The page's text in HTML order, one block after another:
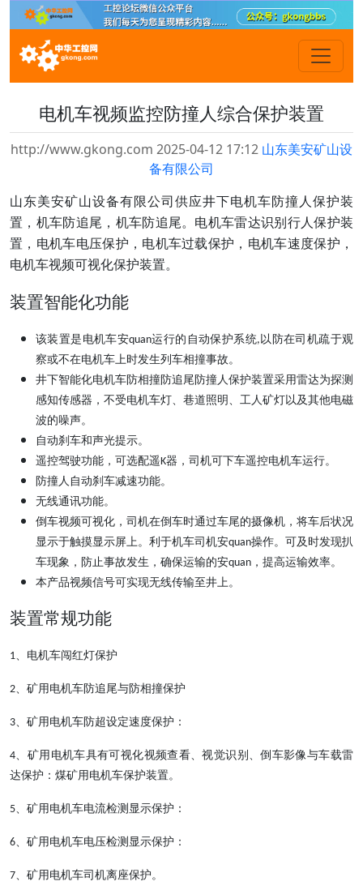
电机车视频监控防撞人综合保护装置
http://www.gkong.com 2025-04-12 17:12 山东美安矿山设
备有限公司
山东美安矿山设备有限公司供应井下电机车防撞人保护装
置，机车防追尾，机车防追尾。电机车雷达识别行人保护装
置，电机车电压保护，电机车过载保护，电机车速度保护，
电机车视频可视化保护装置。
装置智能化功能
该装置是电机车安quan运行的自动保护系统, 以防在司机疏于观
察或不在电机车上时发生列车相撞事故。
井下智能化电机车防相撞防追尾防撞人保护装置采用雷达为探测
感知传感器，不受电机车灯、巷道照明、工人矿灯以及其他电磁
波的噪声。
自动刹车和声光提示。
遥控驾驶功能，可选配遥K器，司机可下车遥控电机车运行。
防撞人自动刹车减速功能。
无线通讯功能。
倒车视频可视化，司机在倒车时通过车尾的摄像机，将车后状况
显示于触摸显示屏上。利于机车司机安quan操作。可及时发现扒
车现象，防止事故发生，确保运输的安quan ，提高运输效率。
本产品视频信号可实现无线传输至井上。
装置常规功能
1 、电机车闯红灯保护
2 、矿用电机车防追尾与防相撞保护
3 、矿用电机车防超设定速度保护：
4 、矿用电机车具有可视化视频查看、视觉识别、倒车影像与车载雷
达保护：煤矿用电机车保护装置。
5 、矿用电机车电流检测显示保护：
6 、矿用电机车电压检测显示保护：
7 、矿用电机车司机离座保护。